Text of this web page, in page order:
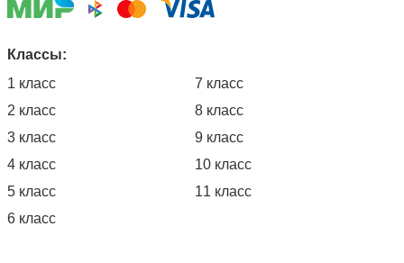
Классы:
1 класс
2 класс
3 класс
4 класс
5 класс
6 класс
7 класс
8 класс
9 класс
10 класс
11 класс